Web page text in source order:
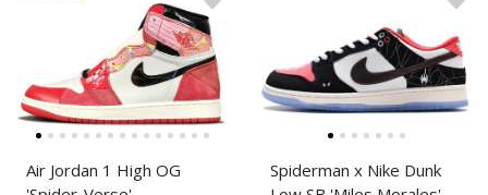
Air Jordan 1 High OG
Spiderman x Nike Dunk